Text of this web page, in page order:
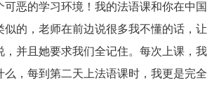
可恶的学习环境！我的法语课和你在中国
似的，老师在前边说很多我不懂的话，让
，并且她要求我们全记住。每次上课，我
么，每到第二天上法语课时，我更是完全